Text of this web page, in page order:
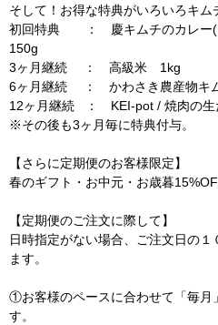
ム
チ
＋
季
節
の
ム
チ
各
2
個
セ
ム
チ
季
節
の
ム
チ
各
2
セ
そして！お得な特典がいろいろキ
初回特典 ： 慶キムチのカレー(1
150g
3ヶ月継続 ： 高級米 1kg
6ヶ月継続 ： かわさき農産物キ
12ヶ月継続 ： KEI-pot / 焼肉の
※その後も3ヶ月毎に特典付与。
【さらに定期便のお客様限定】
春のギフト・お中元・お歳暮
【定期便のご注文に際して】
日時指定がない場合、ご注文日の１
ます。
①お客様のペースに合わせて「毎月
す。